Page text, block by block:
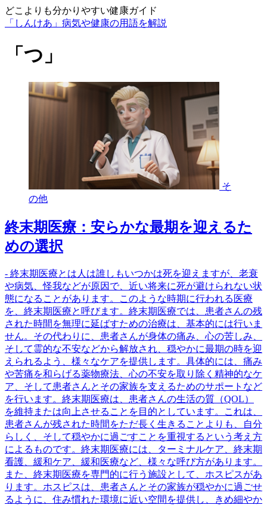
どこよりも分かりやすい健康ガイド
「しんけあ」病気や健康の用語を解説
「つ」
そ
の他
終末期医療：安らかな最期を迎えるた
めの選択
- 終末期医療とは人は誰しもいつかは死を迎えますが、老衰
や病気、怪我などが原因で、近い将来に死が避けられない状
態になることがあります。このような時期に行われる医療
を、終末期医療と呼びます。終末期医療では、患者さんの残
された時間を無理に延ばすための治療は、基本的には行いま
せん。その代わりに、患者さんが身体の痛み、心の苦しみ、
そして霊的な不安などから解放され、穏やかに最期の時を迎
えられるよう、様々なケアを提供します。具体的には、痛み
や苦痛を和らげる薬物療法、心の不安を取り除く精神的なケ
ア、そして患者さんとその家族を支えるためのサポートなど
を行います。終末期医療は、患者さんの生活の質（QOL）
を維持または向上させることを目的としています。これは、
患者さんが残された時間をただ長く生きることよりも、自分
らしく、そして穏やかに過ごすことを重視するという考え方
によるものです。終末期医療には、ターミナルケア、終末期
看護、緩和ケア、緩和医療など、様々な呼び方があります。
また、終末期医療を専門的に行う施設として、ホスピスがあ
ります。ホスピスは、患者さんとその家族が穏やかに過ごせ
るように、住み慣れた環境に近い空間を提供し、きめ細やか